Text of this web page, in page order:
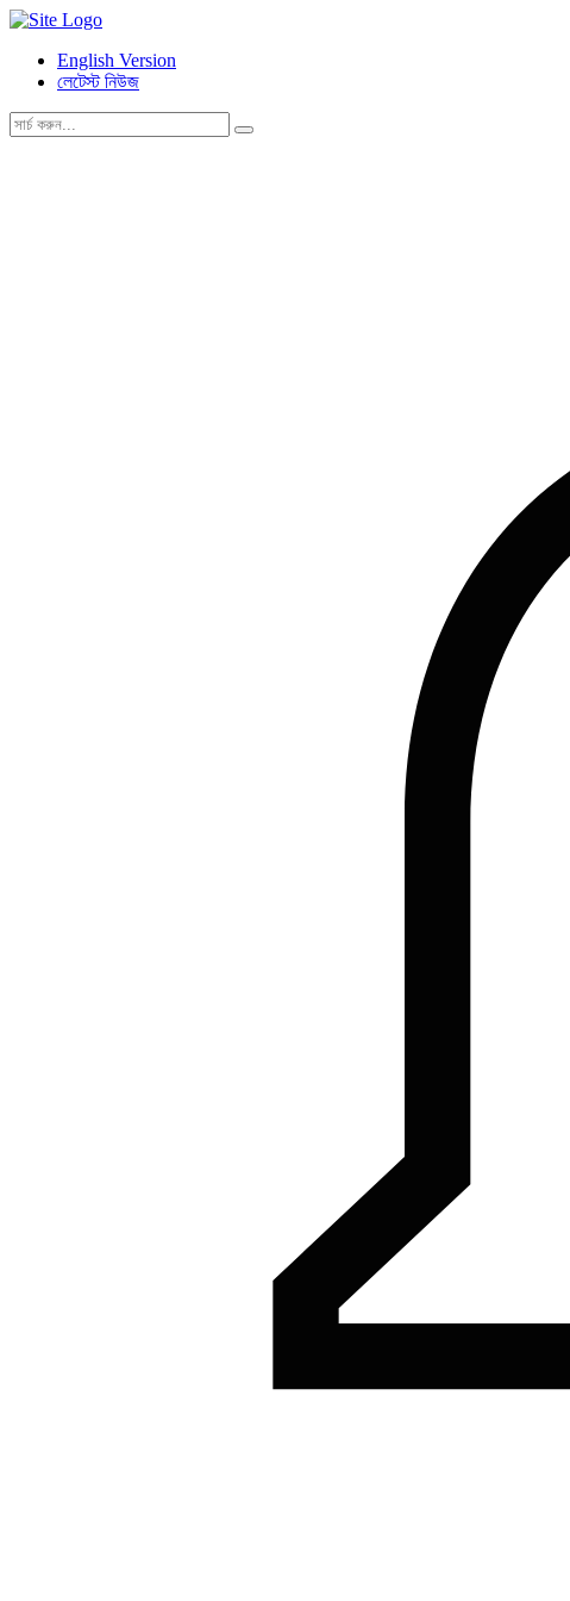
English Version
লেটেস্ট নিউজ